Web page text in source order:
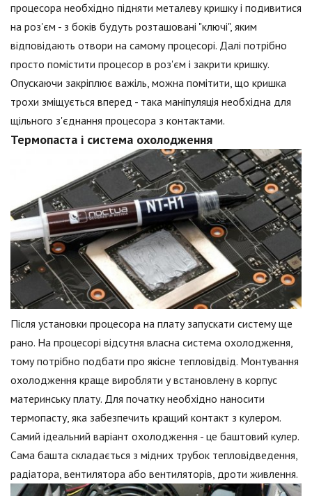
процесора необхідно підняти металеву кришку і подивитися
на роз'єм - з боків будуть розташовані "ключі", яким
відповідають отвори на самому процесорі. Далі потрібно
просто помістити процесор в роз'єм і закрити кришку.
Опускаючи закріплює важіль, можна помітити, що кришка
трохи зміщується вперед - така маніпуляція необхідна для
щільного з'єднання процесора з контактами.
Термопаста і система охолодження
Після установки процесора на плату запускати систему ще
рано. На процесорі відсутня власна система охолодження,
тому потрібно подбати про якісне тепловідвід. Монтування
охолодження краще виробляти у встановлену в корпус
материнську плату. Для початку необхідно наносити
термопасту, яка забезпечить кращий контакт з кулером.
Самий ідеальний варіант охолодження - це баштовий кулер.
Сама башта складається з мідних трубок тепловідведення,
радіатора, вентилятора або вентиляторів, дроти живлення.